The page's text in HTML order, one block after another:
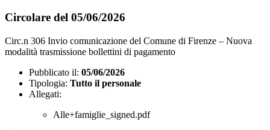
Circolare del 05/06/2026
Circ.n 306 Invio comunicazione del Comune di Firenze – Nuova
modalità trasmissione bollettini di pagamento
Pubblicato il: 05/06/2026
Tipologia: Tutto il personale
Allegati:
Alle+famiglie_signed.pdf